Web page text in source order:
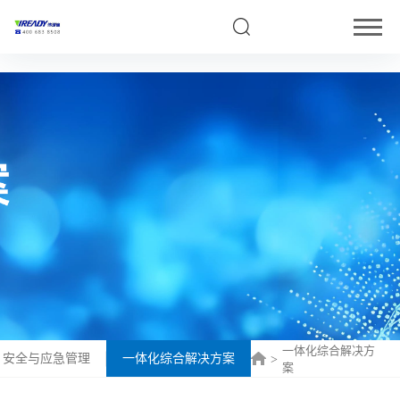
安全与应急管理 一体化综合解决方案 >
一体化综合解决方
案